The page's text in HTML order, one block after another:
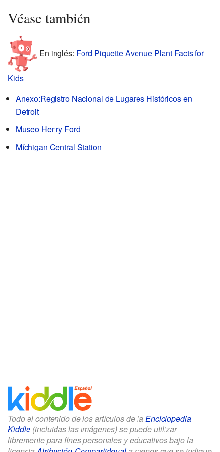
Véase también
En inglés: Ford Piquette Avenue Plant Facts for
Kids
Anexo:Registro Nacional de Lugares Históricos en
Detroit
Museo Henry Ford
Míchigan Central Station
Todo el contenido de los artículos de la Enciclopedia
Kiddle (incluidas las imágenes) se puede utilizar
libremente para fines personales y educativos bajo la